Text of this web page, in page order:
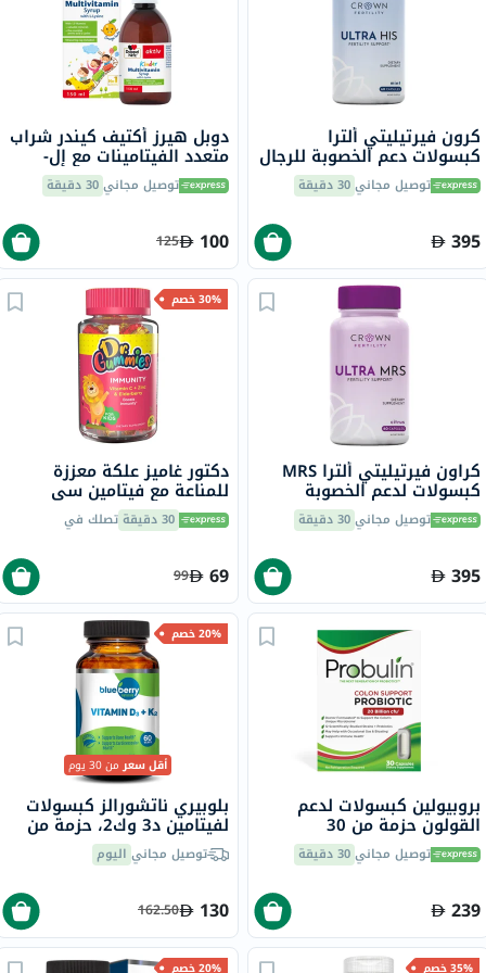
كرون فيرتيليتي ألترا
كبسولات دعم الخصوبة للرجال
60 كبسولة توصيل مجاني30 دقيقة
395
دوبل هيرز أكتيف كيندر شراب
متعدد الفيتامينات مع إل-
ليسين 150 ملتوصيل مجاني30 دقيقة
100
125
كراون فيرتيليتي ألترا MRS
كبسولات لدعم الخصوبة
للنساء، حزمة من 60 كبسولة
توصيل مجاني30 دقيقة
395
30% خصم
دكتور غاميز علكة معززة
للمناعة مع فيتامين سي
والزنك والبلسان للأطفال،
حزمة من 60
30 دقيقة تصلك في
69
99
بروبيولين كبسولات لدعم
القولون حزمة من 30
توصيل مجاني30 دقيقة
239
20% خصم
أقل سعرمن 30 يوم
بلوبيري ناتشورالز كبسولات
لفيتامين د3 وك2، حزمة من
60توصيل مجاني اليوم
130
162.50
35% خصم 20% خصم